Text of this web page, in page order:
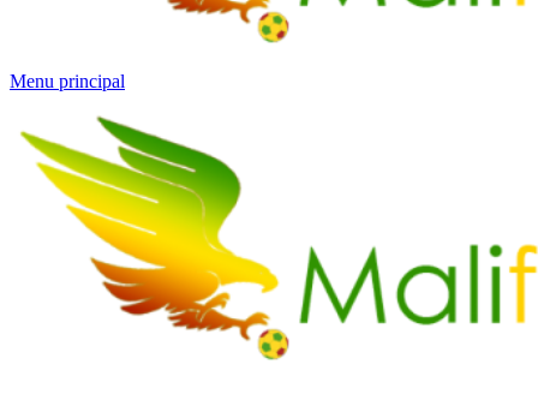
Menu principal